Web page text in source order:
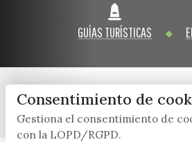
GUÍAS TURÍSTICAS
x / twitter facebook youtube
Consentimiento de
Gestiona el consentimiento de
con la LOPD/RGPD.